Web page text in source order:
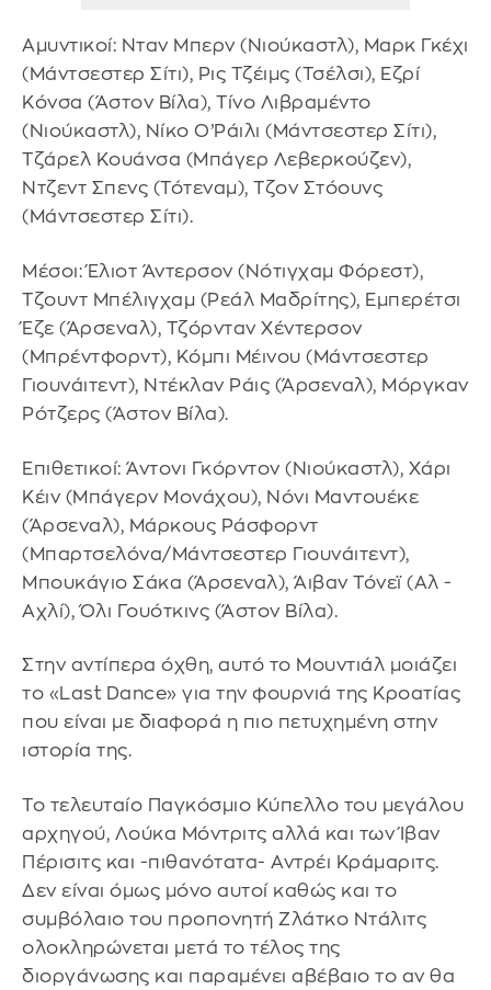
Αμυντικοί: Νταν Μπερν (Νιούκαστλ), Μαρκ Γκέχι
(Μάντσεστερ Σίτι), Ρις Τζέιμς (Τσέλσι), Εζρί
Κόνσα (Άστον Βίλα), Τίνο Λιβραμέντο
(Νιούκαστλ), Νίκο Ο’Ράιλι (Μάντσεστερ Σίτι),
Τζάρελ Κουάνσα (Μπάγερ Λεβερκούζεν),
Ντζεντ Σπενς (Τότεναμ), Τζον Στόουνς
(Μάντσεστερ Σίτι).
Μέσοι: Έλιοτ Άντερσον (Νότιγχαμ Φόρεστ),
Τζουντ Μπέλιγχαμ (Ρεάλ Μαδρίτης), Εμπερέτσι
Έζε (Άρσεναλ), Τζόρνταν Χέντερσον
(Μπρέντφορντ), Κόμπι Μέινου (Μάντσεστερ
Γιουνάιτεντ), Ντέκλαν Ράις (Άρσεναλ), Μόργκαν
Ρότζερς (Άστον Βίλα).
Επιθετικοί: Άντονι Γκόρντον (Νιούκαστλ), Χάρι
Κέιν (Μπάγερν Μονάχου), Νόνι Μαντουέκε
(Άρσεναλ), Μάρκους Ράσφορντ
(Μπαρτσελόνα/Μάντσεστερ Γιουνάιτεντ),
Μπουκάγιο Σάκα (Άρσεναλ), Άιβαν Τόνεϊ (Αλ -
Αχλί), Όλι Γουότκινς (Άστον Βίλα).
Στην αντίπερα όχθη, αυτό το Μουντιάλ μοιάζει
το «Last Dance» για την φουρνιά της Κροατίας
που είναι με διαφορά η πιο πετυχημένη στην
ιστορία της.
Το τελευταίο Παγκόσμιο Κύπελλο του μεγάλου
αρχηγού, Λούκα Μόντριτς αλλά και των Ίβαν
Πέρισιτς και -πιθανότατα- Αντρέι Κράμαριτς.
Δεν είναι όμως μόνο αυτοί καθώς και το
συμβόλαιο του προπονητή Ζλάτκο Ντάλιτς
ολοκληρώνεται μετά το τέλος της
διοργάνωσης και παραμένει αβέβαιο το αν θα